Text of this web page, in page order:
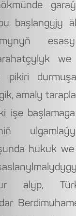
başlangyjy
we
pikiri
amaly
işe
hukuk
alyp,